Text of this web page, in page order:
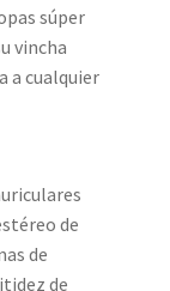
súper
vincha
a cualquier
de
de
de